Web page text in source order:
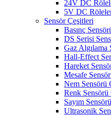
24V DC
5V DC
Sensör Çeşitleri
Basınç
DS Serisi
Gaz Algılama
Hall-Effect
Hareket
Mesafe
Nem Sensörü
Renk Sensörü
Sayım
Ultrasonik